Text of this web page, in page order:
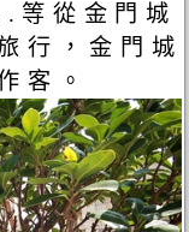
等從金門城
行，金門城
客。